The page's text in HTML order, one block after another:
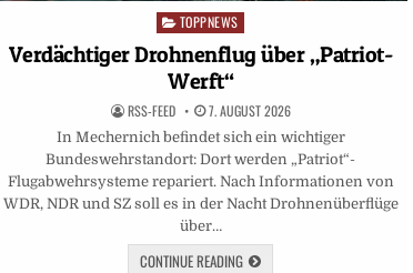
Posted
in
TOPPNEWS
Verdächtiger Drohnenflug über „Patriot-
Werft“
RSS-FEED 7. AUGUST 2026
In Mechernich befindet sich ein wichtiger
Bundeswehrstandort: Dort werden „Patriot“-
Flugabwehrsysteme repariert. Nach Informationen von
WDR, NDR und SZ soll es in der Nacht Drohnenüberflüge
über…
CONTINUE READING